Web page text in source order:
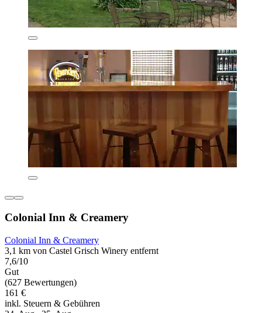
Colonial Inn & Creamery
Colonial Inn & Creamery
3,1 km von Castel Grisch Winery entfernt
7,6/10
Gut
(627 Bewertungen)
161 €
inkl. Steuern & Gebühren